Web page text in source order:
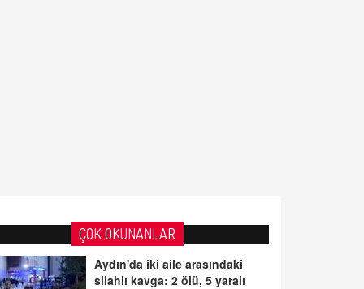
ÇOK OKUNANLAR
Aydın'da iki aile arasındaki
silahlı kavga: 2 ölü, 5 yaralı